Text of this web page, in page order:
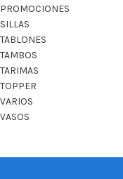
PROMOCIONES
SILLAS
TABLONES
TAMBOS
TARIMAS
TOPPER
VARIOS
VASOS